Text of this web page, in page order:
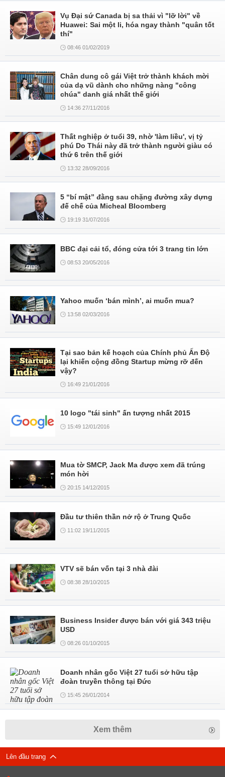
Vụ Đại sứ Canada bị sa thải vì "lỡ lời" về
Huawei: Sai một li, hóa ngay thành "quân tốt
thí"
08:46 01/02/2019
Chân dung cô gái Việt trở thành khách mời
của dạ vũ dành cho những nàng "công
chúa" danh giá nhất thế giới
14:36 27/11/2016
Thất nghiệp ở tuổi 39, nhờ 'làm liều', vị tỷ
phú Do Thái này đã trở thành người giàu có
thứ 6 trên thế giới
13:32 28/09/2016
5 “bí mật” đằng sau chặng đường xây dựng
đế chế của Micheal Bloomberg
19:19 31/07/2016
BBC đại cải tổ, đóng cửa tới 3 trang tin lớn
08:53 20/05/2016
Yahoo muốn ‘bán mình’, ai muốn mua?
13:58 02/03/2016
Tại sao bản kế hoạch của Chính phủ Ấn Độ
lại khiến cộng đồng Startup mừng rỡ đến
vậy?
16:49 21/01/2016
10 logo "tái sinh" ấn tượng nhất 2015
15:49 12/01/2016
Mua tờ SMCP, Jack Ma được xem đã trúng
món hời
20:15 14/12/2015
Đầu tư thiên thần nở rộ ở Trung Quốc
11:02 19/11/2015
VTV sẽ bán vốn tại 3 nhà đài
08:38 28/10/2015
Business Insider được bán với giá 343 triệu
USD
08:26 01/10/2015
Doanh nhân gốc Việt 27 tuổi sở hữu tập
đoàn truyền thông tại Đức
15:45 26/01/2014
Xem thêm
Lên đầu trang